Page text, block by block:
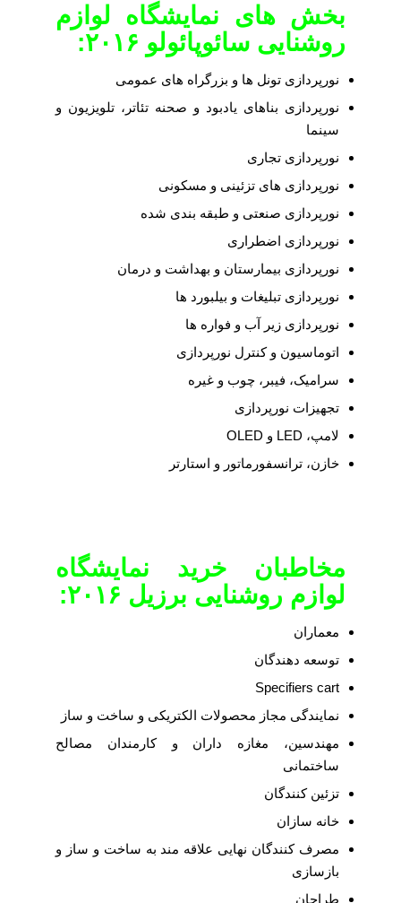
بخش های نمایشگاه لوازم
روشنایی سائوپائولو ۲۰۱۶:
نورپردازی تونل ها و بزرگراه های عمومی
نورپردازی بناهای یادبود و صحنه تئاتر، تلویزیون و
سینما
نورپردازی تجاری
نورپردازی های تزئینی و مسکونی
نورپردازی صنعتی و طبقه بندی شده
نورپردازی اضطراری
نورپردازی بیمارستان و بهداشت و درمان
نورپردازی تبلیغات و بیلبورد ها
نورپردازی زیر آب و فواره ها
اتوماسیون و کنترل نورپردازی
سرامیک، فیبر، چوب و غیره
تجهیزات نورپردازی
لامپ، LED و OLED
خازن، ترانسفورماتور و استارتر
مخاطبان خرید نمایشگاه
لوازم روشنایی برزیل ۲۰۱۶:
معماران
توسعه دهندگان
Specifiers cart
نمایندگی مجاز محصولات الکتریکی و ساخت و ساز
مهندسین، مغازه داران و کارمندان مصالح
ساختمانی
تزئین کنندگان
خانه سازان
مصرف کنندگان نهایی علاقه مند به ساخت و ساز و
بازسازی
طراحان